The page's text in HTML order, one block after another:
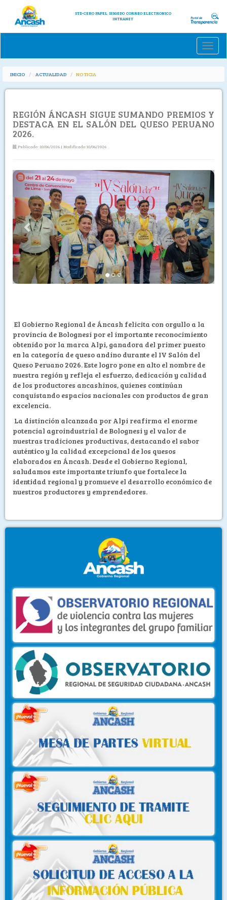
STD-CERO PAPEL SISGEDO CORREO ELECTRONICO
INTRANET
Toggle
INICIO ACTUALIDAD NOTICIA
REGIÓN ÁNCASH SIGUE SUMANDO PREMIOS Y
DESTACA EN EL SALÓN DEL QUESO PERUANO
2026.
Publicado :10/06/2026 | Modificado:10/06/2026
Previous Next
El Gobierno Regional de Áncash felicita con orgullo a la
provincia de Bolognesi por el importante reconocimiento
obtenido por la marca Alpi, ganadora del primer puesto
en la categoría de queso andino durante el IV Salón del
Queso Peruano 2026. Este logro pone en alto el nombre de
nuestra región y refleja el esfuerzo, dedicación y calidad
de los productores ancashinos, quienes continúan
conquistando espacios nacionales con productos de gran
excelencia.
La distinción alcanzada por Alpi reafirma el enorme
potencial agroindustrial de Bolognesi y el valor de
nuestras tradiciones productivas, destacando el sabor
auténtico y la calidad excepcional de los quesos
elaborados en Áncash. Desde el Gobierno Regional,
saludamos este importante triunfo que fortalece la
identidad regional y promueve el desarrollo económico de
nuestros productores y emprendedores.